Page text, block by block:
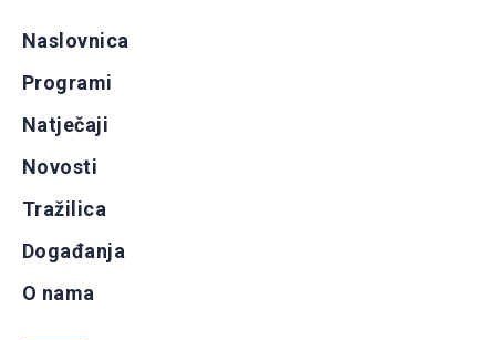
Naslovnica
Programi
Natječaji
Novosti
Tražilica
Događanja
O nama